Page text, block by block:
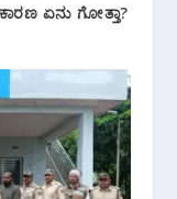
ಏನು ಗೋತ್ತಾ?